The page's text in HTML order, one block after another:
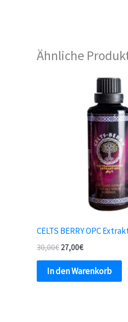
Ähnliche
CELTS BERRY OPC
30,00€ 27,00€
In den Warenkorb